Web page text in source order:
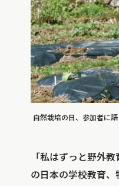
自然栽培の日、参加者に
「私はずっと野外
の日本の学校教育、